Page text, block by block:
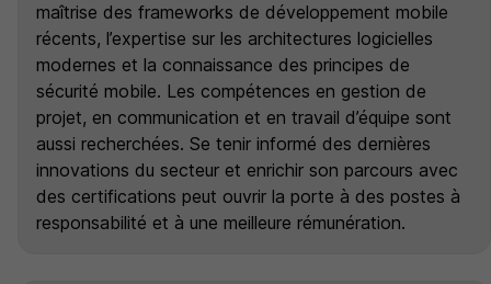
maîtrise des frameworks de développement mobile
récents, l’expertise sur les architectures logicielles
modernes et la connaissance des principes de
sécurité mobile. Les compétences en gestion de
projet, en communication et en travail d’équipe sont
aussi recherchées. Se tenir informé des dernières
innovations du secteur et enrichir son parcours avec
des certifications peut ouvrir la porte à des postes à
responsabilité et à une meilleure rémunération.